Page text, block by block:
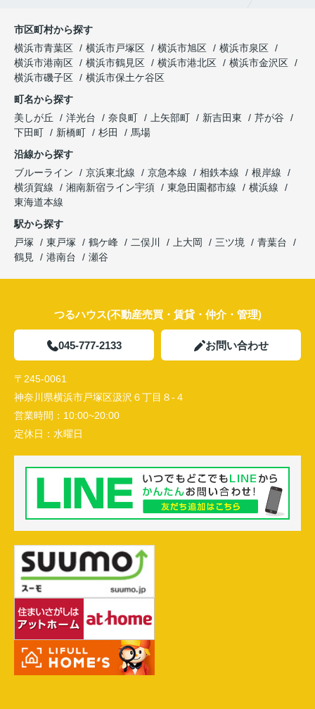
市区町村から探す
横浜市青葉区
横浜市戸塚区 横浜市旭区
横浜市泉区
横浜市港南区
横浜市鶴見区 横浜市港北区
横浜市金沢区
横浜市磯子区
横浜市保土ケ谷区
町名から探す
美しが丘
洋光台 奈良町 上矢部町 新吉田東
芹が谷
下田町
新橋町 杉田
馬場
沿線から探す
ブルーライン
京浜東北線 京急本線 相鉄本線
根岸線
横須賀線
湘南新宿ライン宇須 東急田園都市線
横浜線
東海道本線
駅から探す
戸塚
東戸塚 鶴ケ峰 二俣川 上大岡 三ツ境
青葉台
鶴見
港南台 瀬谷
つるハウス(不動産売買・賃貸・仲介・管理)
045-777-2133 お問い合わせ
〒245-0061
神奈川県横浜市戸塚区汲沢６丁目８-４
営業時間： 10:00~20:00
定休日： 水曜日